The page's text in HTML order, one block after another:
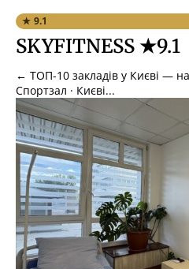
★ 9.1
SKYFITNESS ★9.1
← ТОП-10 закладів у Києві —
Спортзал · Києві...